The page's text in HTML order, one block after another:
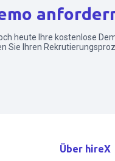
heute Ihre kostenlose
Sie Ihren
Über hireX